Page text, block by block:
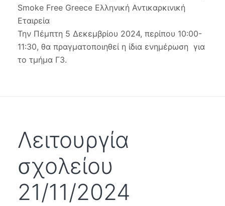
Smoke Free Greece Ελληνική Αντικαρκινική
Εταιρεία
Την Πέμπτη 5 Δεκεμβρίου 2024, περίπου 10:00-
11:30, θα πραγματοποιηθεί η ίδια ενημέρωση για
το τμήμα Γ3.
Λειτουργία
σχολείου
21/11/2024